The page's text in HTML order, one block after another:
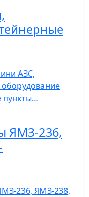
АЗС,
пункты…
ЯМЗ-236,
236, ЯМЗ-238,